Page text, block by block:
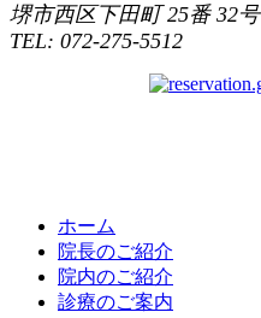
堺市西区下田町 25番 32号
TEL: 072-275-5512
ホーム
院長のご紹介
院内のご紹介
診療のご案内